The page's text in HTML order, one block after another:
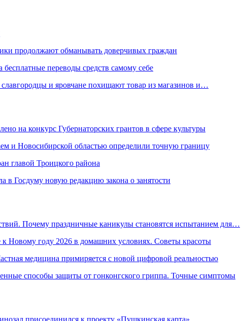
продолжают обманывать доверчивых граждан
бесплатные переводы средств самому себе
славгородцы и яровчане похищают товар из магазинов и…
на конкурс Губернаторских грантов в сфере культуры
и Новосибирской областью определили точную границу
главой Троицкого района
в Госдуму новую редакцию закона о занятости
Почему праздничные каникулы становятся испытанием для…
Новому году 2026 в домашних условиях. Советы красоты
медицина примиряется с новой цифровой реальностью
способы защиты от гонконгского гриппа. Точные симптомы
присоединился к проекту «Пушкинская карта»